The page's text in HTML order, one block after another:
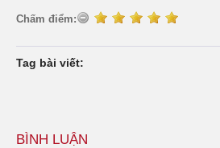
Chấm điểm:
Tag bài viết:
BÌNH LUẬN